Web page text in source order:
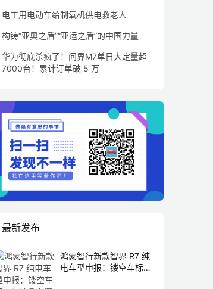
电工用电动车给制氧机供电救老人
构铸“亚奥之盾”“亚运之盾”的中国力量
华为彻底杀疯了！问界M7单日大定量超
7000台！累计订单破 5 万
最新发布
鸿蒙智行新款智界 R7 纯
电车型申报：镂空车标、